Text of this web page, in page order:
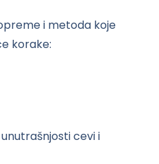
i metoda koje
korake:
cevi i